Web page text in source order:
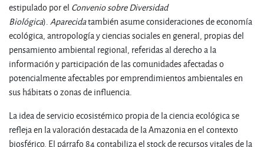
estipulado por el Convenio sobre Diversidad
Biológica).Aparecidatambién asume consideraciones de economía
ecológica, antropología y ciencias sociales en general, propias del
pensamiento ambiental regional, referidas al derecho a la
información y participación de las comunidades afectadas o
potencialmente afectables por emprendimientos ambientales en
sus hábitats o zonas de influencia.
La idea de servicio ecosistémico propia de la ciencia ecológica se
refleja en la valoración destacada de la Amazonia en el contexto
biosférico. El párrafo 84 contabiliza el stock de recursos vitales de la